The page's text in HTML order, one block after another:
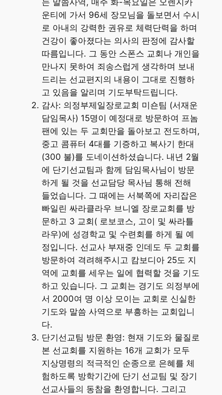
운티에 가서 96세 장모님을 돌보면서 수시
로 아내의 강력한 권유로 체력단력을 하며
건강이 좋아졌다는 의사의 판정에 감사할
따름입니다. 그 동안 스폰스 교회나 개인을
만나지 못하여 죄송스럽게 생각하며 보내
드리는 선교편지의 내용이 그대로 진행하
고 있음을 알리며 기도부탁드립니다.
감사: 의정부제일장로교회 미숀팀 (서재운
담임목사) 15명이 예정대로 방문하여 프놈
팬에 있는 두 교회만을 돌아보고 전도하며,
중고 콤퓨터 4대를 기증하고 복사기 한대
(300 불)를 도네이션하셨습니다. 내년 2월
에 단기선교팀과 함께 담임목사님이 방문
하게 될 것을 선교담당 목사님 통해 전해
들었습니다. 그 때에는 서북쪽에 자리잡은
빠일린 싸라클라우 브니엘 장로교회를 방
문하고 3 교회( 로보코스, 고이 및 싸라틀
라우)에 성경학교 및 수련회를 하게 될 예
정입니다. 선교사 부재중 인데도 두 교회를
방문하여 격려해주시고 캄보디아 25도 지
역에 교회를 세우는 일에 협력할 것을 기도
하고 있습니다. 그 교회는 경기도 의정부에
서 2000여 명 이상 모이는 교회로 신실한
기도와 말씀 사역으로 부흥하는 교회입니
다.
단기선교팀 방문 환영: 현재 기도와 물질로
본 선교회를 지원하는 16개 교회가 모두
지상명령의 적극적인 순종으로 은혜를 체
험하도록 방학기간에 단기 선교팀 및 장기
선교사들의 동참을 환영합니다. 그리고